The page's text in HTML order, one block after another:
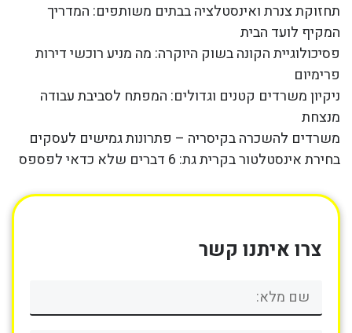
תחזוקת צנרת ואינסטלציה בבתים משותפים: המדריך
המקיף לועד הבית
פסיכולוגיית הקונה בשוק היוקרה: מה מניע רוכשי דירות
פרימיום
ניקיון משרדים קטנים וגדולים: המפתח לסביבת עבודה
מנצחת
משרדים להשכרה בקיסריה – פתרונות גמישים לעסקים
בחירת אינסטלטור בקרית גת: 6 דברים שלא כדאי לפספס
צרו איתנו קשר